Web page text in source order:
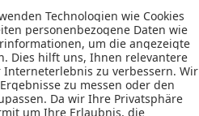
Kontakt
AGB